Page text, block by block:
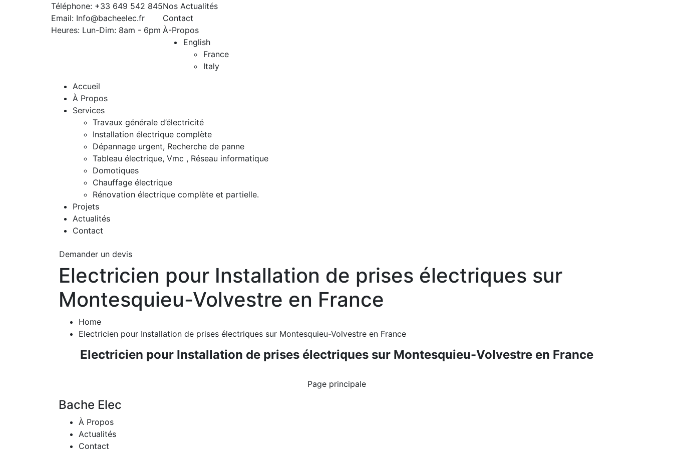
Téléphone: +33 649 542 845
Email: Info@bacheelec.fr
Heures: Lun-Dim: 8am - 6pm
Nos Actualités
Contact
À-Propos
English
France
Italy
Accueil
À Propos
Services
Travaux générale d’électricité
Installation électrique complète
Dépannage urgent, Recherche de panne
Tableau électrique, Vmc , Réseau informatique
Domotiques
Chauffage électrique
Rénovation électrique complète et partielle.
Projets
Actualités
Contact
Demander un devis
Electricien pour Installation de prises électriques sur
Montesquieu-Volvestre en France
Home
Electricien pour Installation de prises électriques sur Montesquieu-Volvestre en France
Electricien pour Installation de prises électriques sur Montesquieu-Volvestre en France
Page principale
Bache Elec
À Propos
Actualités
Contact